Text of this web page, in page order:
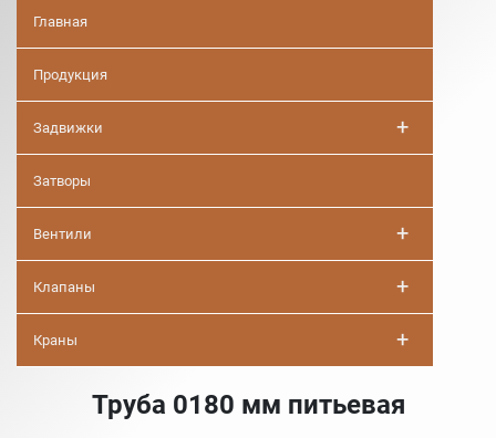
Главная
Продукция
Задвижки +
Затворы
Вентили +
Клапаны +
Краны +
Труба 0180 мм питьевая